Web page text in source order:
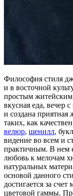
Философия стиля
и в восточной
простым житейским
вкусная еда, вечер
и создана
таких, как
велюр, шенилл,
видение во всем и
практичным. В нем
любовь к мелочам
натуральных
основой данного
достигается за
цветовой гаммы.